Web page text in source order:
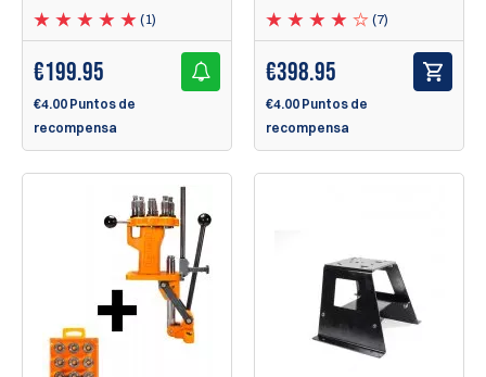
(1)
€199.95
€4.00 Puntos de
recompensa
(7)
€398.95
€4.00 Puntos de
recompensa